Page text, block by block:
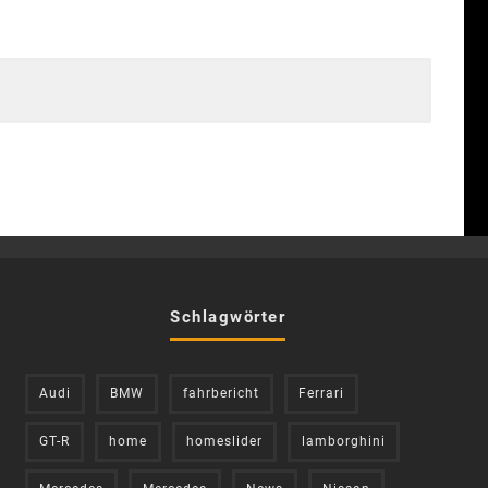
Schlagwörter
Audi BMW fahrbericht Ferrari
GT-R home homeslider lamborghini